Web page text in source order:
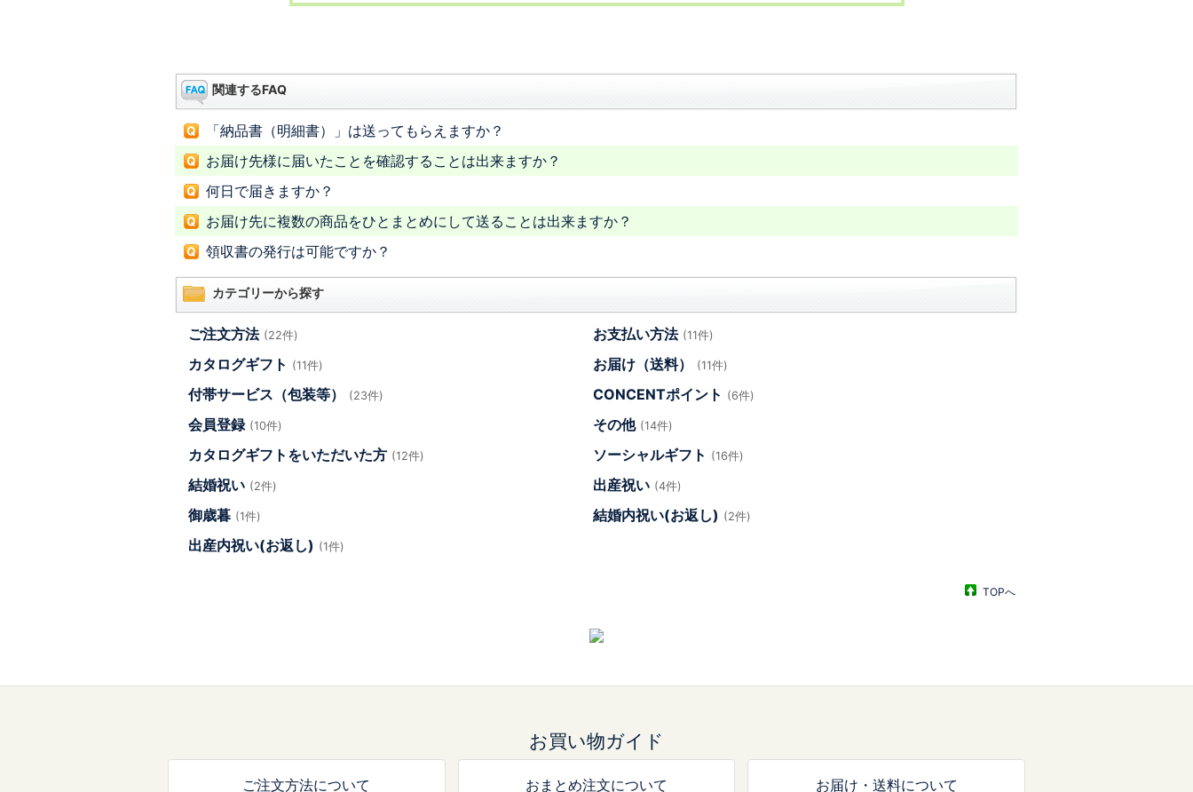
関連するFAQ
「納品書（明細書）」は送ってもらえますか？
お届け先様に届いたことを確認することは出来ますか？
何日で届きますか？
お届け先に複数の商品をひとまとめにして送ることは出来ますか？
領収書の発行は可能ですか？
カテゴリーから探す
ご注文方法 (22件) お支払い方法 (11件)
カタログギフト (11件) お届け（送料） (11件)
付帯サービス（包装等） (23件) CONCENTポイント (6件)
会員登録 (10件) その他 (14件)
カタログギフトをいただいた方 (12件) ソーシャルギフト (16件)
結婚祝い (2件) 出産祝い (4件)
御歳暮 (1件) 結婚内祝い(お返し) (2件)
出産内祝い(お返し) (1件)
TOPへ
お買い物ガイド
ご注文方法について おまとめ注文について お届け・送料について